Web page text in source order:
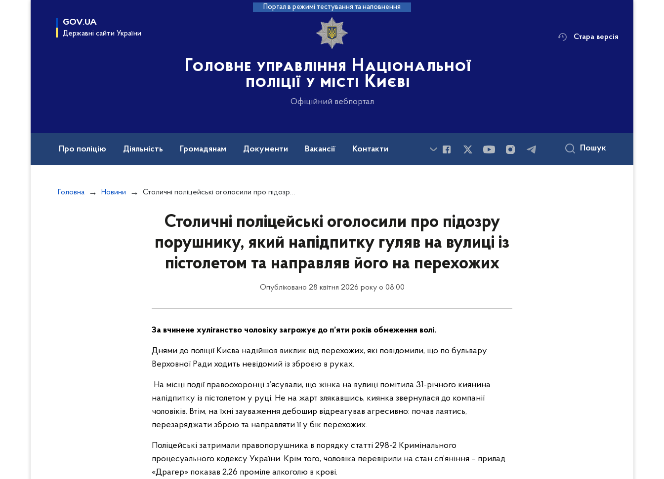
Портал в режимі тестування та наповнення
GOV.UA
Державні сайти України
Головне управління Національної
поліції у місті Києві
Офіційний вебпортал
Стара версія
Про поліцію Діяльність Громадянам Документи Вакансії Контакти Пошук
Головна Новини Столичні поліцейські оголосили про підозру порушнику, який напідпитку гуляв на вулиці із пістолетом та направляв його на перехожих
Столичні поліцейські оголосили про підозру
порушнику, який напідпитку гуляв на вулиці із
пістолетом та направляв його на перехожих
Опубліковано 28 квітня 2026 року о 08:00
За вчинене хуліганство чоловіку загрожує до п’яти років обмеження волі.
Днями до поліції Києва надійшов виклик від перехожих, які повідомили, що по бульвару
Верховної Ради ходить невідомий із зброєю в руках.
На місці події правоохоронці з’ясували, що жінка на вулиці помітила 31-річного киянина
напідпитку із пістолетом у руці. Не на жарт злякавшись, киянка звернулася до компанії
чоловіків. Втім, на їхні зауваження дебошир відреагував агресивно: почав лаятись,
перезаряджати зброю та направляти її у бік перехожих.
Поліцейські затримали правопорушника в порядку статті 298-2 Кримінального
процесуального кодексу України. Крім того, чоловіка перевірили на стан сп’яніння – прилад
«Драгер» показав 2,26 проміле алкоголю в крові.